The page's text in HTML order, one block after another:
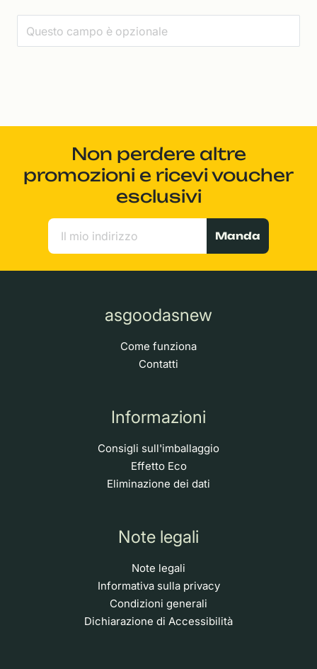
Non perdere altre
promozioni e ricevi voucher
esclusivi
Manda
asgoodasnew
Come funziona
Contatti
Informazioni
Consigli sull'imballaggio
Effetto Eco
Eliminazione dei dati
Note legali
Note legali
Informativa sulla privacy
Condizioni generali
Dichiarazione di Accessibilità